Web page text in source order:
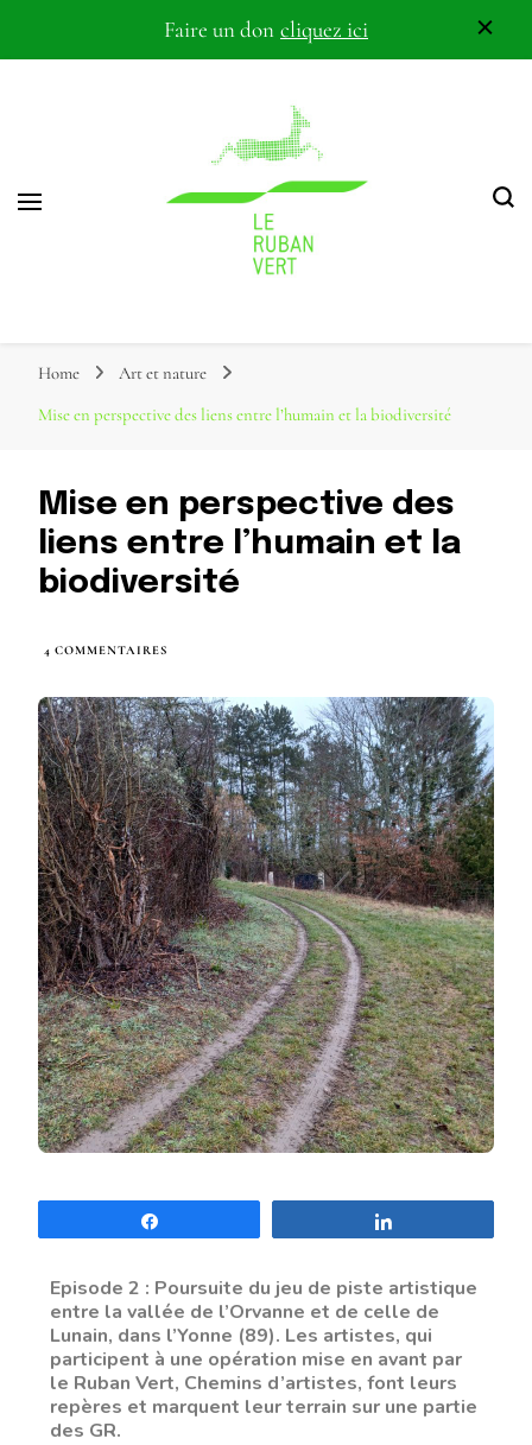
Faire un don cliquez ici
Le Ruban Vert
Home
Art et nature
Mise en perspective des liens entre l’humain et la biodiversité
Mise en perspective des
liens entre l’humain et la
biodiversité
4 COMMENTAIRES
Episode 2 : Poursuite du jeu de piste artistique
entre la vallée de l’Orvanne et de celle de
Lunain, dans l’Yonne (89). Les artistes, qui
participent à une opération mise en avant par
le Ruban Vert, Chemins d’artistes, font leurs
repères et marquent leur terrain sur une partie
des GR.